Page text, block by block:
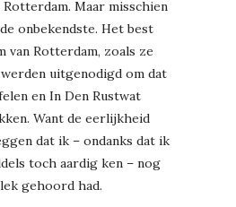
Maar misschien
onbekendste. Het best
van Rotterdam, zoals ze
uitgenodigd om dat
en In Den Rustwat
Want de eerlijkheid
dat ik – ondanks dat ik
toch aardig ken – nog
gehoord had.